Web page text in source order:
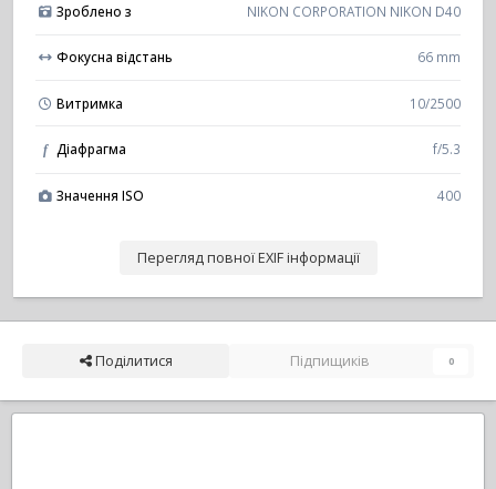
Зроблено з NIKON CORPORATION NIKON D40
Фокусна відстань 66 mm
Витримка 10/2500
f Діафрагма f/5.3
Значення ISO 400
Перегляд повної EXIF інформації
Поділитися Підпищиків 0